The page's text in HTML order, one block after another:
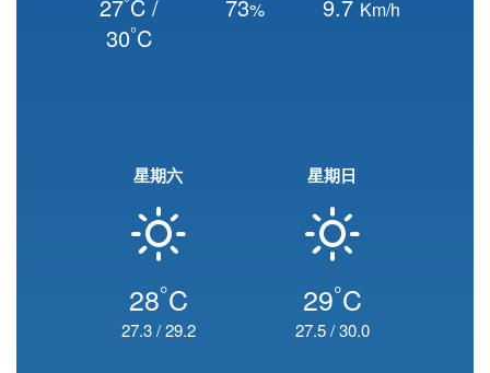
27 C /
30°C
73% 9.7 Km/h
星期六
28°C
27.3/29.2
星期日
29°C
27.5/30.0